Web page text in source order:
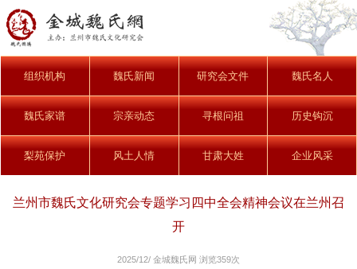
组织机构 魏氏新闻 研究会文件 魏氏名人
魏氏家谱 宗亲动态 寻根问祖 历史钩沉
梨苑保护 风土人情 甘肃大姓 企业风采
兰州市魏氏文化研究会专题学习四中全会精神会议在兰州召
开
2025/12/ 金城魏氏网 浏览359次